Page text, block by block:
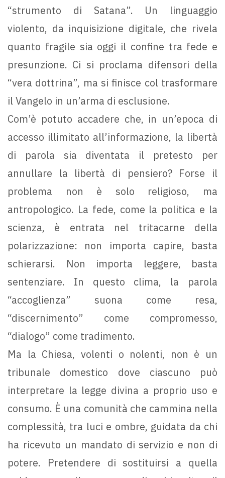
“strumento di Satana”. Un linguaggio
violento, da inquisizione digitale, che rivela
quanto fragile sia oggi il confine tra fede e
presunzione. Ci si proclama difensori della
“vera dottrina”, ma si finisce col trasformare
il Vangelo in un’arma di esclusione.
Com’è potuto accadere che, in un’epoca di
accesso illimitato all’informazione, la libertà
di parola sia diventata il pretesto per
annullare la libertà di pensiero? Forse il
problema non è solo religioso, ma
antropologico. La fede, come la politica e la
scienza, è entrata nel tritacarne della
polarizzazione: non importa capire, basta
schierarsi. Non importa leggere, basta
sentenziare. In questo clima, la parola
“accoglienza” suona come resa,
“discernimento” come compromesso,
“dialogo” come tradimento.
Ma la Chiesa, volenti o nolenti, non è un
tribunale domestico dove ciascuno può
interpretare la legge divina a proprio uso e
consumo. È una comunità che cammina nella
complessità, tra luci e ombre, guidata da chi
ha ricevuto un mandato di servizio e non di
potere. Pretendere di sostituirsi a quella